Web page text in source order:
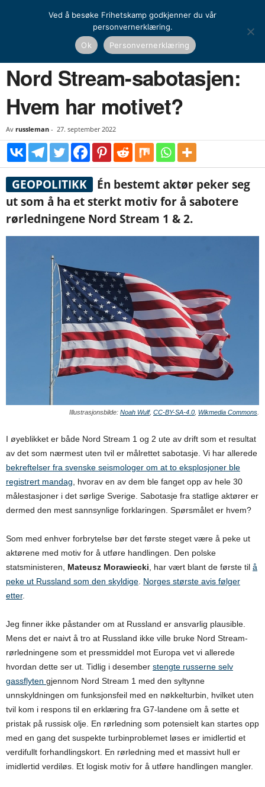
Nord Stream-sabotasjen: Hvem har motivet?
KOMMENTAR
Nord Stream-sabotasjen:
Hvem har motivet?
Av russleman - 27. september 2022
GEOPOLITIKK
Én bestemt aktør peker seg
ut som å ha et sterkt motiv for å sabotere
rørledningene Nord Stream 1 & 2.
Illustrasjonsbilde: Noah Wulf, CC-BY-SA-4.0 Wikmedia Commons
I øyeblikket er både Nord Stream 1 og 2 ute av drift som et resultat
av det som nærmest uten tvil er målrettet sabotasje. Vi har allerede
bekreftelser fra svenske seismologer om at to eksplosjoner ble
registrert mandag, hvorav en av dem ble fanget opp av hele 30
målestasjoner i det sørlige Sverige. Sabotasje fra statlige aktører er
dermed den mest sannsynlige forklaringen. Spørsmålet er hvem?
Som med enhver forbrytelse bør det første steget være å peke ut
aktørene med motiv for å utføre handlingen. Den polske
statsministeren, Mateusz Morawiecki, har vært blant de første til å
peke ut Russland som den skyldige. Norges største avis følger
etter.
Jeg finner ikke påstander om at Russland er ansvarlig plausible.
Mens det er naivt å tro at Russland ikke ville bruke Nord Stream-
rørledningene som et pressmiddel mot Europa vet vi allerede
hvordan dette ser ut. Tidlig i desember stengte russerne selv
gassflyten gjennom Nord Stream 1 med den syltynne
unnskyldningen om funksjonsfeil med en nøkkelturbin, hvilket uten
tvil kom i respons til en erklæring fra G7-landene om å sette et
pristak på russisk olje. En rørledning som potensielt kan startes opp
med en gang det suspekte turbinproblemet løses er imidlertid et
verdifullt forhandlingskort. En rørledning med et massivt hull er
imidlertid verdiløs. Et logisk motiv for å utføre handlingen mangler.
Ved å besøke Frihetskamp godkjenner du vår
personvernerklæring.
Ok
Personvernerklæring